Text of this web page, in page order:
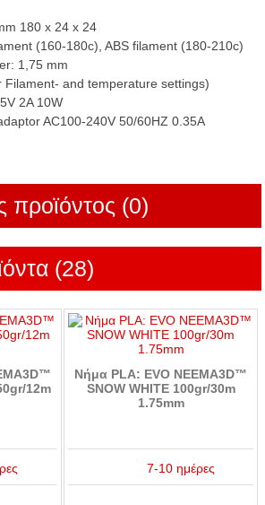
180 x 24 x 24
(160-180c), ABS filament (180-210c)
1,75 mm
Filament- and temperature settings)
2A 10W
AC100-240V 50/60HZ 0.35A
προϊόντος (0)
(28)
12m
Νήμα PLA: EVO NEEMA3D™
SNOW WHITE 100gr/30m
1.75mm
7-10 ημέρες